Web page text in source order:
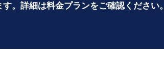
。詳細は料金プランをご確認ください。